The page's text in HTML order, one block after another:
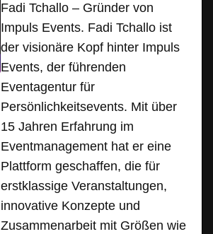
Fadi Tchallo – Gründer von
Impuls Events. Fadi Tchallo ist
der visionäre Kopf hinter Impuls
Events, der führenden
Eventagentur für
Persönlichkeitsevents. Mit über
15 Jahren Erfahrung im
Eventmanagement hat er eine
Plattform geschaffen, die für
erstklassige Veranstaltungen,
innovative Konzepte und
Zusammenarbeit mit Größen wie